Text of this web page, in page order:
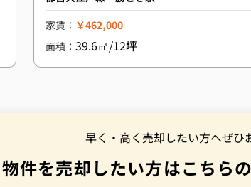
家賃： ￥462,000
面積： 39.6㎡/12坪
早く・高く売却したい方へぜひ
物件を売却したい方はこちら